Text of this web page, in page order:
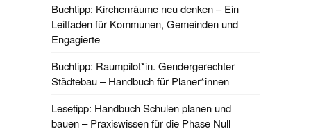
Buchtipp: Kirchenräume neu denken – Ein
Leitfaden für Kommunen, Gemeinden und
Engagierte
Buchtipp: Raumpilot*in. Gendergerechter
Städtebau – Handbuch für Planer*innen
Lesetipp: Handbuch Schulen planen und
bauen – Praxiswissen für die Phase Null